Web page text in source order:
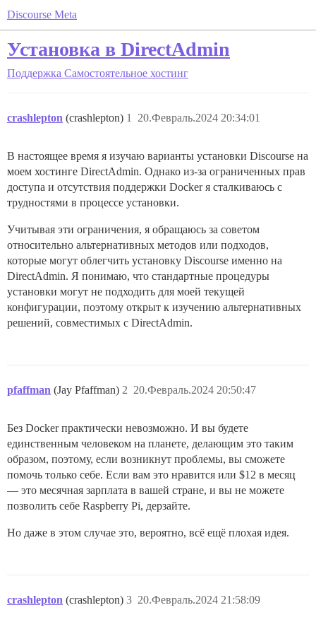
Discourse Meta
Установка в DirectAdmin
Поддержка Самостоятельное хостинг
crashlepton (crashlepton) 20.Февраль.2024 20:34:01
1
В настоящее время я изучаю варианты установки Discourse на
моем хостинге DirectAdmin. Однако из-за ограниченных прав
доступа и отсутствия поддержки Docker я сталкиваюсь с
трудностями в процессе установки.
Учитывая эти ограничения, я обращаюсь за советом
относительно альтернативных методов или подходов,
которые могут облегчить установку Discourse именно на
DirectAdmin. Я понимаю, что стандартные процедуры
установки могут не подходить для моей текущей
конфигурации, поэтому открыт к изучению альтернативных
решений, совместимых с DirectAdmin.
pfaffman (Jay Pfaffman) 20.Февраль.2024 20:50:47
2
Без Docker практически невозможно. И вы будете
единственным человеком на планете, делающим это таким
образом, поэтому, если возникнут проблемы, вы сможете
помочь только себе. Если вам это нравится или $12 в месяц
— это месячная зарплата в вашей стране, и вы не можете
позволить себе Raspberry Pi, дерзайте.
Но даже в этом случае это, вероятно, всё ещё плохая идея.
crashlepton (crashlepton) 20.Февраль.2024 21:58:09
3